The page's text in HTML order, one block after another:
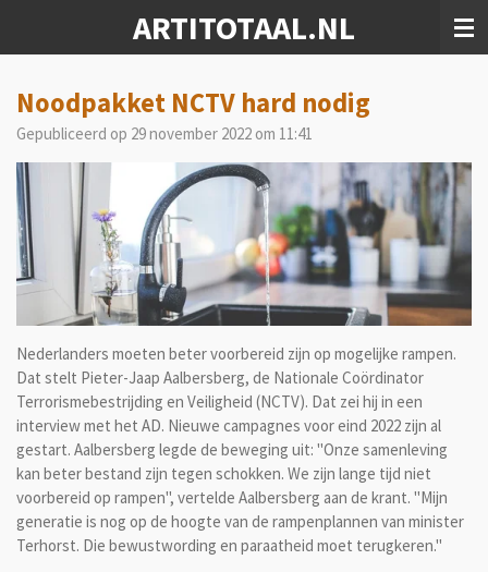
de
hoofdinhoud
ARTITOTAAL.NL
Noodpakket NCTV hard nodig
Gepubliceerd op 29 november 2022 om 11:41
Nederlanders moeten beter voorbereid zijn op mogelijke rampen.
Dat stelt Pieter-Jaap Aalbersberg, de Nationale Coördinator
Terrorismebestrijding en Veiligheid (NCTV). Dat zei hij in een
interview met het AD. Nieuwe campagnes voor eind 2022 zijn al
gestart. Aalbersberg legde de beweging uit: "Onze samenleving
kan beter bestand zijn tegen schokken. We zijn lange tijd niet
voorbereid op rampen", vertelde Aalbersberg aan de krant. "Mijn
generatie is nog op de hoogte van de rampenplannen van minister
Terhorst. Die bewustwording en paraatheid moet terugkeren."